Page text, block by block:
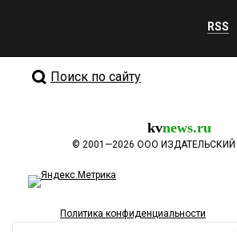
RSS
Поиск по сайту
kvnews.ru
© 2001—2026 ООО ИЗДАТЕЛЬСКИЙ
Политика конфиденциальности